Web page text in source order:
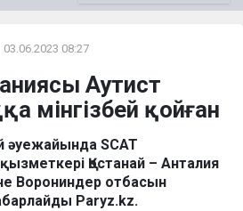
ЭКОНОМИКА
ОҚИҒА
News
03.06.2023 08:27
Аутист
мінгізбей қойған
әуежайында SCAT
Қостанай – Анталия
Ворониндер отбасын
Paryz.kz.